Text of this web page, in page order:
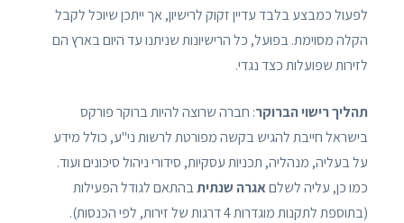
לפעול כמבצע בלבד עדיין זקוק לרישיון, אך ייתכן שיוכל לקבל
הקלה מסוימת. בפועל, כל הרישיונות שניתנו עד היום בארץ הם
לזירות שפועלות כצד נגדי.
תהליך רישוי הברוקר: חברה שרוצה להיות ברוקר פורקס
בישראל חייבת להגיש בקשה מפורטת לרשות ני"ע, כולל מידע
על בעליה, מנהליה, תכניות עסקיות, סידורי ניהול סיכונים ועוד.
כמו כן, עליה לשלםאגרה שנתיתבהתאם לגודל הפעילות
(בתוספת לתקנות מוגדרות 4 דרגות של זירות, לפי הכנסות).